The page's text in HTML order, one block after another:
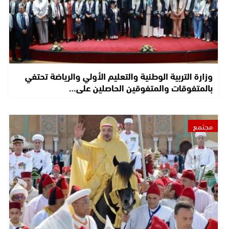
وزارة التربية الوطنية والتعليم الأولي والرياضة تحتفي
بالمتفوقات والمتفوقين الحاصلين على…
مجتمع